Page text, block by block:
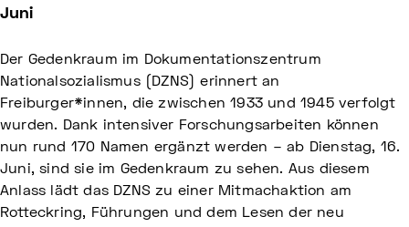
Juni
Der Gedenkraum im Dokumentationszentrum
Nationalsozialismus (DZNS) erinnert an
Freiburger*innen, die zwischen 1933 und 1945 verfolgt
wurden. Dank intensiver Forschungsarbeiten können
nun rund 170 Namen ergänzt werden – ab Dienstag, 16.
Juni, sind sie im Gedenkraum zu sehen. Aus diesem
Anlass lädt das DZNS zu einer Mitmachaktion am
Rotteckring, Führungen und dem Lesen der neu